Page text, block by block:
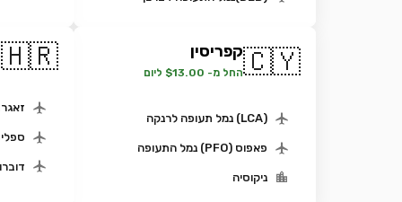
🇨🇾קפריסין
החל מ- $13.00 ליום
(LCA) נמל תעופה לרנקה
פאפוס (PFO) נמל התעופה
ניקוסיה
🇭🇷